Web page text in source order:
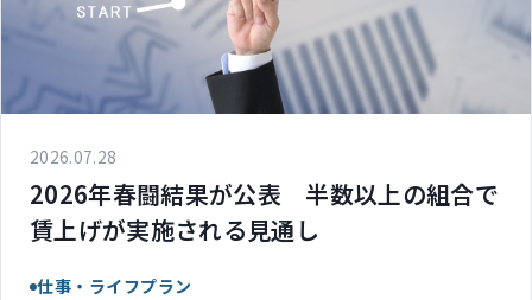
2026.07.28
2026年春闘結果が公表 半数以上の組合で
賃上げが実施される見通し
仕事・ライフプラン